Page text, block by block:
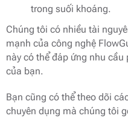
trong suối khoáng.
Chúng tôi có nhiều tài
mạnh của công nghệ
này có thể đáp ứng nhu
của bạn.
Bạn cũng có thể theo dõi
chuyên dụng mà chúng tôi